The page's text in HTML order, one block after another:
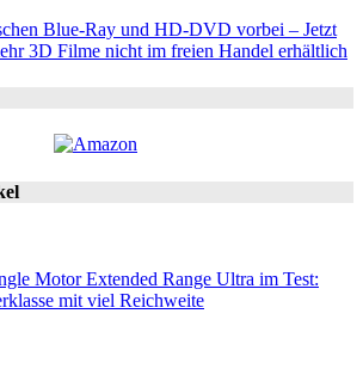
Blue-Ray und HD-DVD vorbei – Jetzt
3D Filme nicht im freien Handel erhältlich
Motor Extended Range Ultra im Test:
mit viel Reichweite